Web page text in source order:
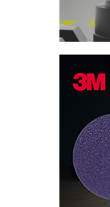
IB